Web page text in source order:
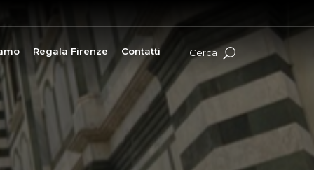
Regala Firenze Contatti Cerca